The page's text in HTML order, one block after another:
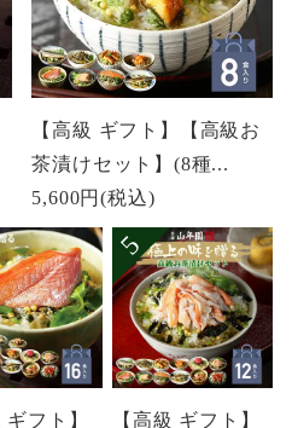
【高級 ギフト】【高級お
茶漬けセット】(8種...
5,600円(税込)
ギフト】 【高級 ギフト】